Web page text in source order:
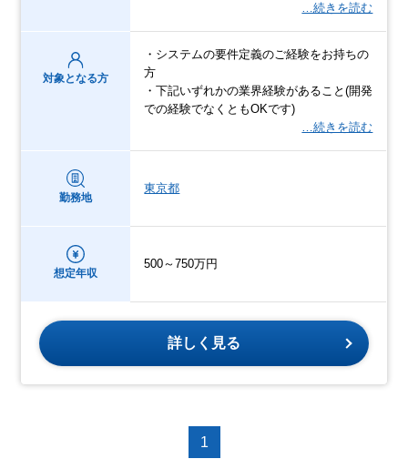
…続きを読む
対象となる方
・システムの要件定義のご経験をお持ちの
方
・下記いずれかの業界経験があること(開発
での経験でなくともOKです)
…続きを読む
勤務地
東京都
想定年収
500～750万円
詳しく見る
1